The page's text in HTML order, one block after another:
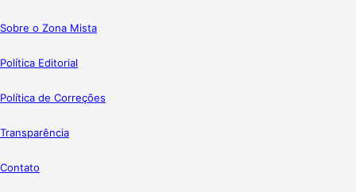
Sobre o Zona Mista
Política Editorial
Política de Correções
Transparência
Contato